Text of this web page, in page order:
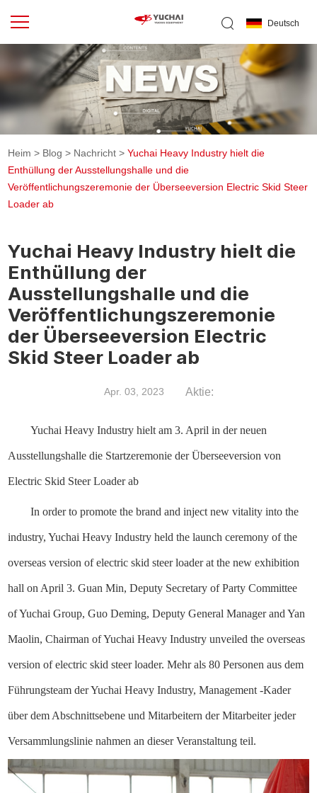
Deutsch
Heim > Blog > Nachricht >Yuchai Heavy Industry hielt die
Enthüllung der Ausstellungshalle und die
Veröffentlichungszeremonie der Überseeversion Electric Skid Steer
Loader ab
Yuchai Heavy Industry hielt die
Enthüllung der
Ausstellungshalle und die
Veröffentlichungszeremonie
der Überseeversion Electric
Skid Steer Loader ab
Apr. 03, 2023 Aktie:
Yuchai Heavy Industry hielt am 3. April in der neuen
Ausstellungshalle die Startzeremonie der Überseeversion von
Electric Skid Steer Loader ab
In order to promote the brand and inject new vitality into the
industry, Yuchai Heavy Industry held the launch ceremony of the
overseas version of electric skid steer loader at the new exhibition
hall on April 3. Guan Min, Deputy Secretary of Party Committee
of Yuchai Group, Guo Deming, Deputy General Manager and Yan
Maolin, Chairman of Yuchai Heavy Industry unveiled the overseas
version of electric skid steer loader. Mehr als 80 Personen aus dem
Führungsteam der Yuchai Heavy Industry, Management -Kader
über dem Abschnittsebene und Mitarbeitern der Mitarbeiter jeder
Versammlungslinie nahmen an dieser Veranstaltung teil.